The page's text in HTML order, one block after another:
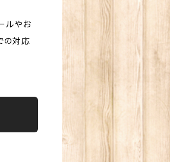
ルやお
の対応